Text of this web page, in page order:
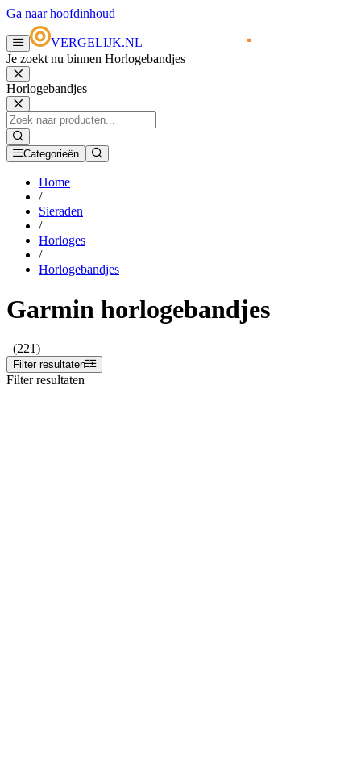
Ga naar hoofdinhoud
VERGELIJK.NL
Je zoekt nu binnen Horlogebandjes
Horlogebandjes
Categorieën
Home
/
Sieraden
/
Horloges
/
Horlogebandjes
Garmin horlogebandjes
(221)
Filter resultaten
Filter resultaten